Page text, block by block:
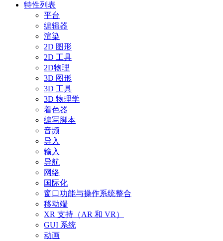
特性列表
平台
编辑器
渲染
2D 图形
2D 工具
2D物理
3D 图形
3D 工具
3D 物理学
着色器
编写脚本
音频
导入
输入
导航
网络
国际化
窗口功能与操作系统整合
移动端
XR 支持（AR 和 VR）
GUI 系统
动画